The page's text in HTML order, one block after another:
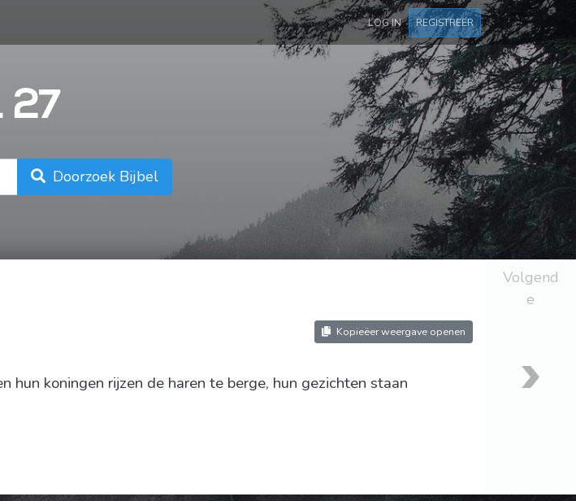
LOG IN REGISTREER
27
Doorzoek Bijbel
Kopieëer weergave openen
koningen rijzen de haren te berge, hun gezichten staan
Volgend
e